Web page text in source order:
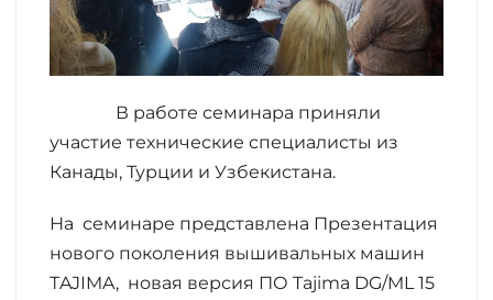
В работе семинара приняли
участие технические специалисты из
Канады, Турции и Узбекистана.
На семинаре представлена Презентация
нового поколения вышивальных машин
ТAJIMA, новая версия ПО Tajima DG/ML 15